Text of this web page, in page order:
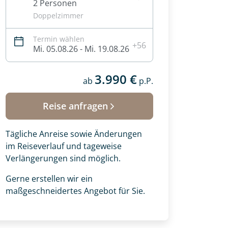
2 Personen
Doppelzimmer
Termin wählen
Mi. 05.08.26 - Mi. 19.08.26 +56
ab 3.990 € p.P.
Reise anfragen
Tägliche Anreise sowie Änderungen
im Reiseverlauf und tageweise
Verlängerungen sind möglich.
Gerne erstellen wir ein
maßgeschneidertes Angebot für Sie.